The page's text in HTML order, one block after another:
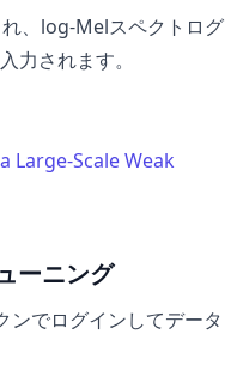
、log-Melスペクトログ
力されます。
Large-Scale Weak
ーニング
でログインしてデータ